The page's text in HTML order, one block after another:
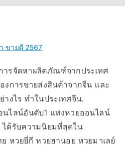
ขายดี 2567
ารจัดหาผลิตภัณฑ์จากประเทศ
งการขายส่งสินค้าจากจีน และ
างไร ทำในประเทศจีน.
นไลน์อันดับ1 แท่งหวยออนไลน์
ได้รับความนิยมที่สุด​ใน
หวยยี่กี หวยฮานอย หวยมาเลย์